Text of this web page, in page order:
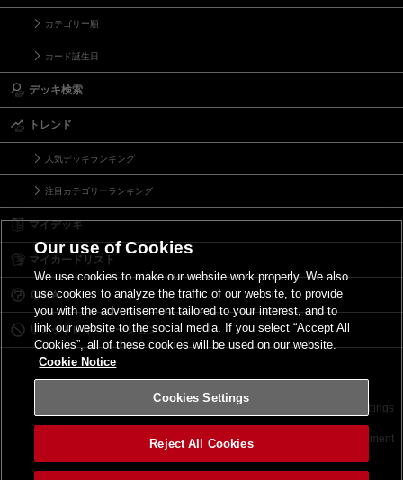
カテゴリー順
カード誕生日
デッキ検索
トレンド
人気デッキランキング
注目カテゴリーランキング
マイデッキ
マイカードリスト
Ｑ＆Ａ
リミットレギュレーション
サイトポリシー Cookies Settings
©2026 Konami Digital Entertainment
Our use of Cookies
We use cookies to make our website work properly. We also
use cookies to analyze the traffic of our website, to provide
you with the advertisement tailored to your interest, and to
link our website to the social media. If you select “Accept All
Cookies”, all of these cookies will be used on our website.
Cookie Notice
Cookies Settings
Reject All Cookies